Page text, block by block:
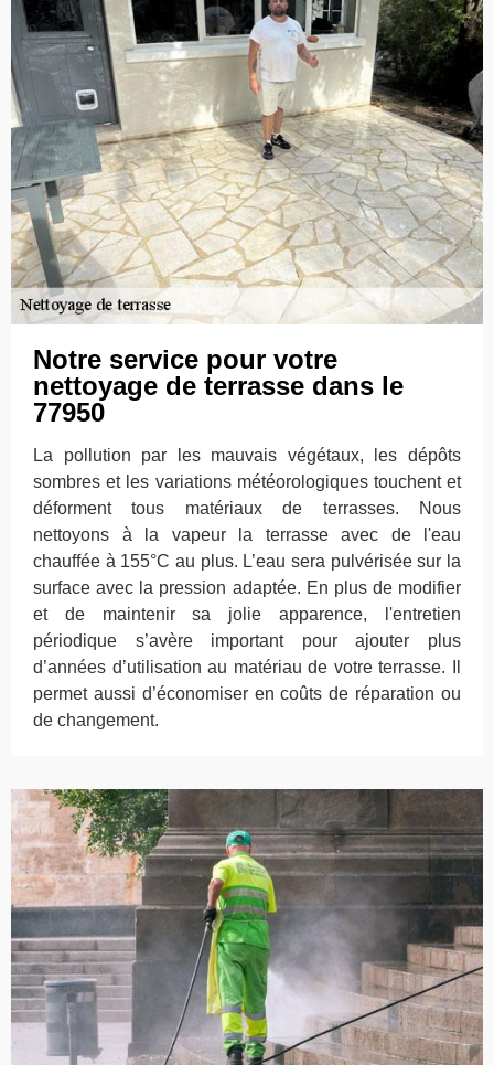
Notre service pour votre
nettoyage de terrasse dans le
77950
La pollution par les mauvais végétaux, les dépôts
sombres et les variations météorologiques touchent et
déforment tous matériaux de terrasses. Nous
nettoyons à la vapeur la terrasse avec de l'eau
chauffée à 155°C au plus. L’eau sera pulvérisée sur la
surface avec la pression adaptée. En plus de modifier
et de maintenir sa jolie apparence, l'entretien
périodique s’avère important pour ajouter plus
d’années d’utilisation au matériau de votre terrasse. Il
permet aussi d’économiser en coûts de réparation ou
de changement.